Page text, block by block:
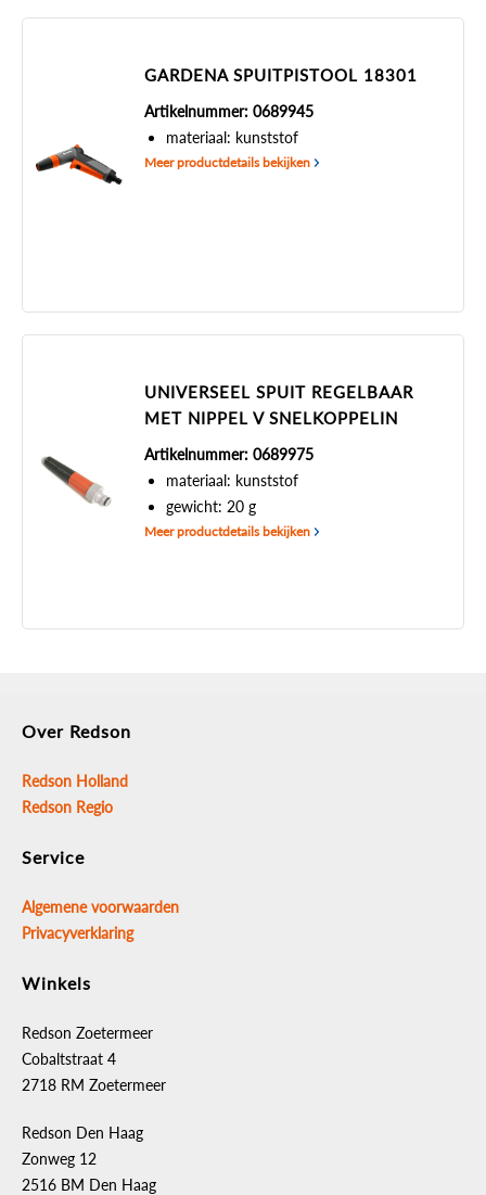
GARDENA SPUITPISTOOL 18301
Artikelnummer: 0689945
materiaal: kunststof
Meer productdetails bekijken
UNIVERSEEL SPUIT REGELBAAR
MET NIPPEL V SNELKOPPELIN
Artikelnummer: 0689975
materiaal: kunststof
gewicht: 20 g
Meer productdetails bekijken
Over Redson
Redson Holland
Redson Regio
Service
Algemene voorwaarden
Privacyverklaring
Winkels
Redson Zoetermeer
Cobaltstraat 4
2718 RM Zoetermeer
Redson Den Haag
Zonweg 12
2516 BM Den Haag